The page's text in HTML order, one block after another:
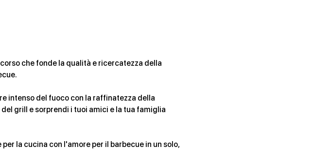
che fonde la qualità e ricercatezza della
intenso del fuoco con la raffinatezza della
grill e sorprendi i tuoi amici e la tua famiglia
la cucina con l'amore per il barbecue in un solo,